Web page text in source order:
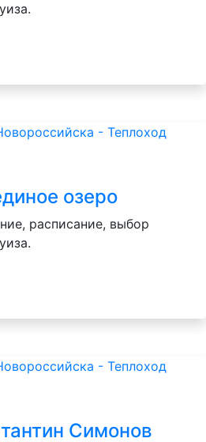
озеро
расписание, выбор
Симонов